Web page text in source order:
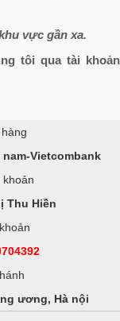
vực gần xa.
tôi qua tài khoản
Vietcombank
khoản
Thu Hiền
ương, Hà nội